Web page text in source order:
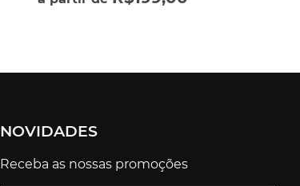
NOVIDADES
Receba as nossas promoções